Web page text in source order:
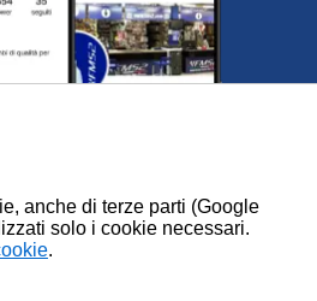
anche di terze parti (Google
solo i cookie necessari.
.